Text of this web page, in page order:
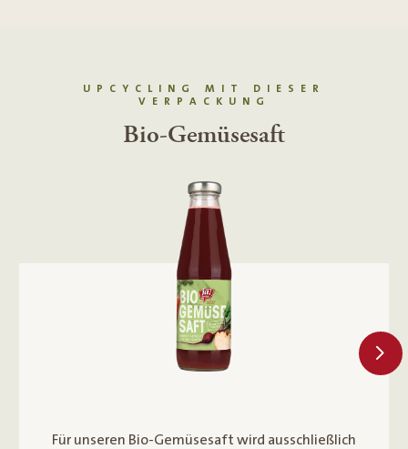
UPCYCLING MIT DIESER
VERPACKUNG
Bio-Gemüsesaft
Für unseren Bio-Gemüsesaft wird ausschließlich